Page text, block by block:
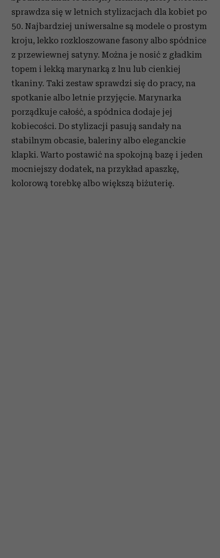
Partnerzy mogą połączyć te informacje z innymi danymi
otrzymanymi od Ciebie lub uzyskanymi podczas
korzystania z ich usług.
sprawdza się w letnich stylizacjach dla kobiet po
50. Najbardziej uniwersalne są modele o prostym
kroju, lekko rozkloszowane fasony albo spódnice
z przewiewnej satyny. Można je nosić z gładkim
topem i lekką marynarką z lnu lub cienkiej
tkaniny. Taki zestaw sprawdzi się do pracy, na
spotkanie albo letnie przyjęcie. Marynarka
porządkuje całość, a spódnica dodaje jej
kobiecości. Do stylizacji pasują sandały na
stabilnym obcasie, baleriny albo eleganckie
klapki. Warto postawić na spokojną bazę i jeden
mocniejszy dodatek, na przykład apaszkę,
kolorową torebkę albo większą biżuterię.